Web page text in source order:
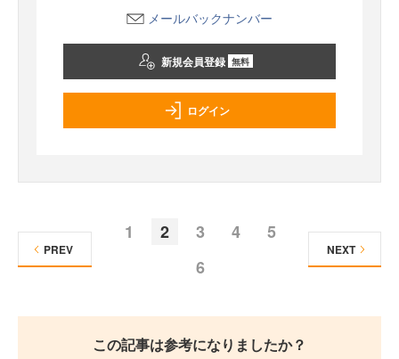
メールバックナンバー
新規会員登録 無料
ログイン
1 2 3 4
5
6
PREV NEXT
この記事は参考になりましたか？